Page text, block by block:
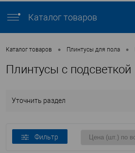
Каталог товаров
Каталог товаров • Плинтусы для пола •
Плинтусы с подсветкой
Уточнить раздел
Фильтр